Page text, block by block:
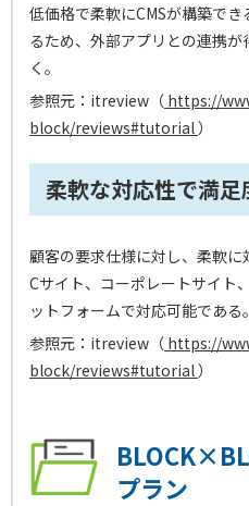
低価格で柔軟にCMSが構築で
るため、外部アプリとの連携
く。
参照元：itreview（ https://
block/reviews#tutorial）
柔軟な対応性で満足
顧客の要求仕様に対し、柔軟
Cサイト、コーポレートサイト
ットフォームで対応可能である。
参照元：itreview（ https://
block/reviews#tutorial）
プラン